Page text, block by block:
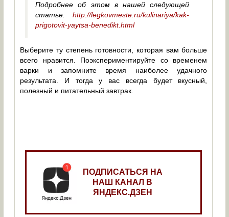
Подробнее об этом в нашей следующей
статье:http://legkovmeste.ru/kulinariya/kak-
prigotovit-yaytsa-benedikt.html
Выберите ту степень готовности, которая вам больше
всего нравится. Поэкспериментируйте со временем
варки и запомните время наиболее удачного
результата. И тогда у вас всегда будет вкусный,
полезный и питательный завтрак.
ПОДПИСАТЬСЯ НА
НАШ КАНАЛ В
ЯНДЕКС.ДЗЕН